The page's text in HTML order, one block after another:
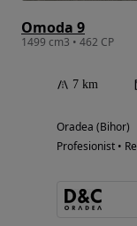
Omoda 9
1499 cm3 • 462 CP
7 km
Oradea (Bihor)
Profesionist •